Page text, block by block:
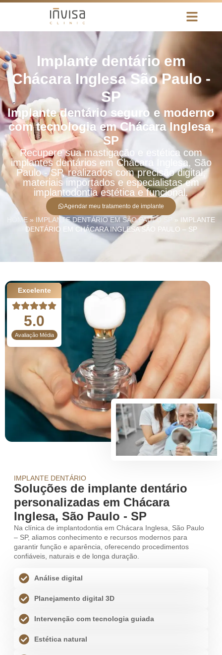
Implante dentário em
Chácara Inglesa São Paulo -
SP
Implante dentário seguro e moderno
com tecnologia em Chácara Inglesa,
SP
Recupere sua mastigação e estética com
implantes dentários em Chácara Inglesa, São
Paulo - SP, realizados com precisão digital,
materiais importados e especialistas em
implantodontia estética e funcional.
Agendar meu tratamento de implante
HOME » IMPLANTE DENTÁRIO EM SÃO PAULO SP » IMPLANTE
DENTÁRIO EM CHÁCARA INGLESA SÃO PAULO – SP
Excelente
5.0
Avaliação Média
IMPLANTE DENTÁRIO
Soluções de implante dentário
personalizadas em Chácara
Inglesa, São Paulo - SP
Na clínica de implantodontia em Chácara Inglesa, São Paulo
– SP, aliamos conhecimento e recursos modernos para
garantir função e aparência, oferecendo procedimentos
confiáveis, naturais e de longa duração.
Análise digital
Planejamento digital 3D
Intervenção com tecnologia guiada
Estética natural